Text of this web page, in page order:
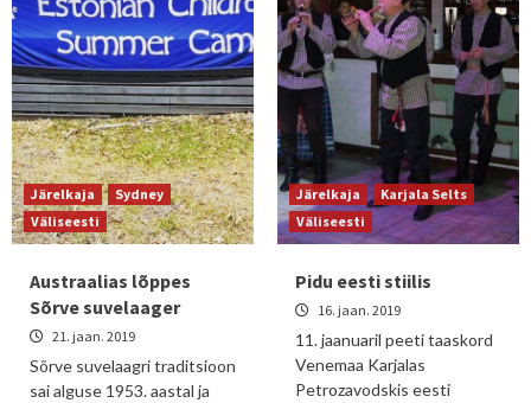
Järelkaja
Sydney
Väliseesti
Austraalias lõppes
Sõrve suvelaager
21. jaan. 2019
Sõrve suvelaagri traditsioon
sai alguse 1953. aastal ja
Järelkaja
Karjala Selts
Väliseesti
Pidu eesti stiilis
16. jaan. 2019
11. jaanuaril peeti taaskord
Venemaa Karjalas
Petrozavodskis eesti